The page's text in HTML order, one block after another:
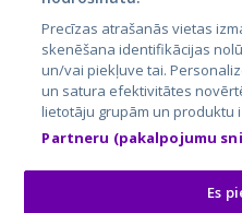
City24.lv
City24.ee
GetaPro.lv
GetaPro.ee
Skelbiu.lt
Autoplius.lt
Aruodas.lt
Precīzas atrašanās vietas
skenēšana identifikācijas
un/vai piekļuve tai.
un satura efektivitātes
lietotāju grupām un produktu
Partneru (pakalpojumu
Es